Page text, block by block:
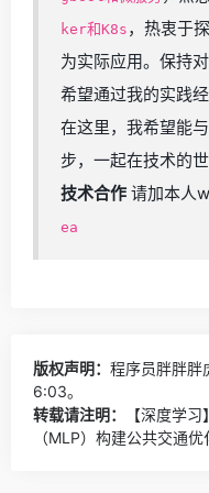
ker和K8s ，热衷于
为实际应用。保持
希望通过我的实践
在这里，我希望能
步，一起在技术的
技术合作 请加本人
ea
版权声明： 程序员胖胖胖
6:03。
转载请注明：
【深度学
（MLP）构建公共交通